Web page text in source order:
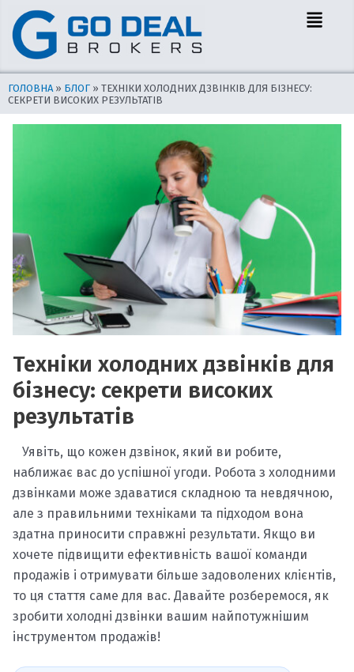
Перейти
до
вмісту
Menu
ГОЛОВНА » БЛОГ » ТЕХНІКИ ХОЛОДНИХ ДЗВІНКІВ ДЛЯ БІЗНЕСУ:
СЕКРЕТИ ВИСОКИХ РЕЗУЛЬТАТІВ
Техніки холодних дзвінків для
бізнесу: секрети високих
результатів
Уявіть, що кожен дзвінок, який ви робите,
наближає вас до успішної угоди. Робота з холодними
дзвінками може здаватися складною та невдячною,
але з правильними техніками та підходом вона
здатна приносити справжні результати. Якщо ви
хочете підвищити ефективність вашої команди
продажів і отримувати більше задоволених клієнтів,
то ця стаття саме для вас. Давайте розберемося, як
зробити холодні дзвінки вашим найпотужнішим
інструментом продажів!
Навігація
по
запису